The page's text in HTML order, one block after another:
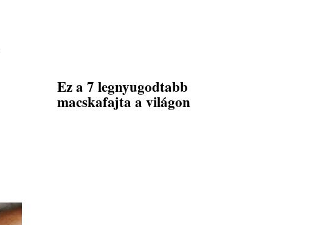
Ez a 7 legnyugodtabb
macskafajta a világon